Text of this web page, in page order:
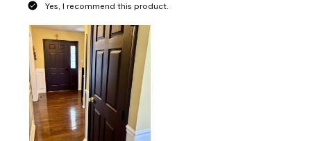
Yes, I recommend this product.